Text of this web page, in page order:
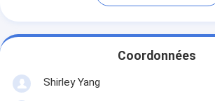
Coordonnées
Shirley Yang